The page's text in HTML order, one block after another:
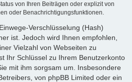
von Ihren Beiträgen oder explizit von
oder Benachrichtigungsfunktionen.
Verschlüsselung (Hash)
ist. Jedoch wird Ihnen empfohlen,
Vielzahl von Webseiten zu
Ihr Schlüssel zu Ihrem Benutzerkonto
mit ihm sorgsam um. Insbesondere
von phpBB Limited oder ein